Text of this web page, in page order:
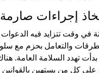
إجراءات صارمة
في وقت تتزايد فيه الدعوات
والتعامل بحزم مع
بدأت تهدد السلامة العامة.
كل من يستهين